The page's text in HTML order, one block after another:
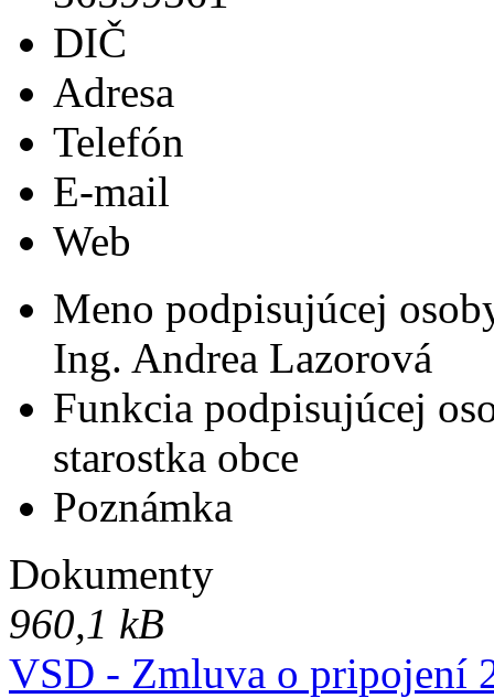
DIČ
Adresa
Telefón
E-mail
Web
Meno podpisujúcej
Ing. Andrea Lazorová
Funkcia podpisujúcej
starostka obce
Poznámka
Dokumenty
960,1 kB
VSD - Zmluva o pripojení